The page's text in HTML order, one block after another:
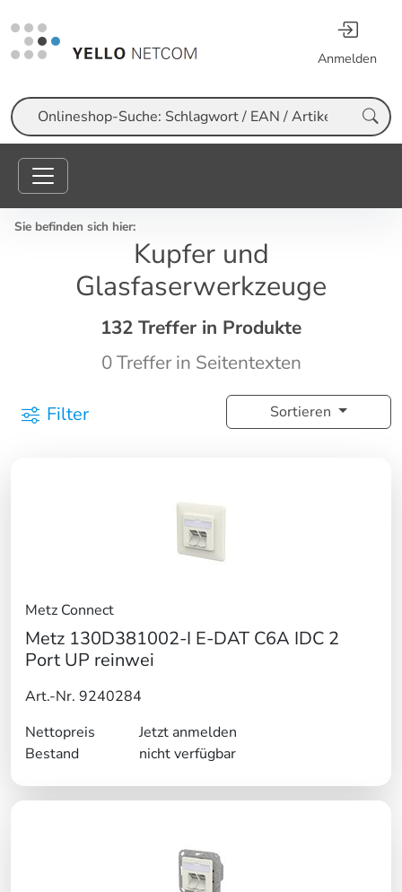
Anmelden
Suche
Sie befinden sich hier:
Kupfer und
Glasfaserwerkzeuge
132 Treffer in Produkte
0 Treffer in Seitentexten
Filter Sortieren
Metz Connect
Metz 130D381002-I E-DAT C6A IDC 2
Port UP reinwei
Art.-Nr. 9240284
Nettopreis
Jetzt anmelden
Bestand
nicht verfügbar